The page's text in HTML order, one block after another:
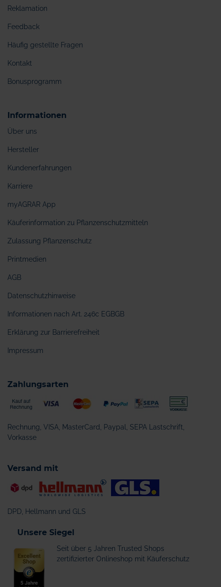
Reklamation
Feedback
Häufig gestellte Fragen
Kontakt
Bonusprogramm
Informationen
Über uns
Hersteller
Kundenerfahrungen
Karriere
myAGRAR App
Käuferinformation zu Pflanzenschutzmitteln
Zulassung Pflanzenschutz
Printmedien
AGB
Datenschutzhinweise
Informationen nach Art. 246c EGBGB
Erklärung zur Barrierefreiheit
Impressum
Zahlungsarten
Rechnung, VISA, MasterCard, Paypal, SEPA Lastschrift,
Vorkasse
Versand mit
DPD, Hellmann und GLS
Unsere Siegel
Seit über 5 Jahren Trusted Shops
zertifizierter Onlineshop mit Käuferschutz